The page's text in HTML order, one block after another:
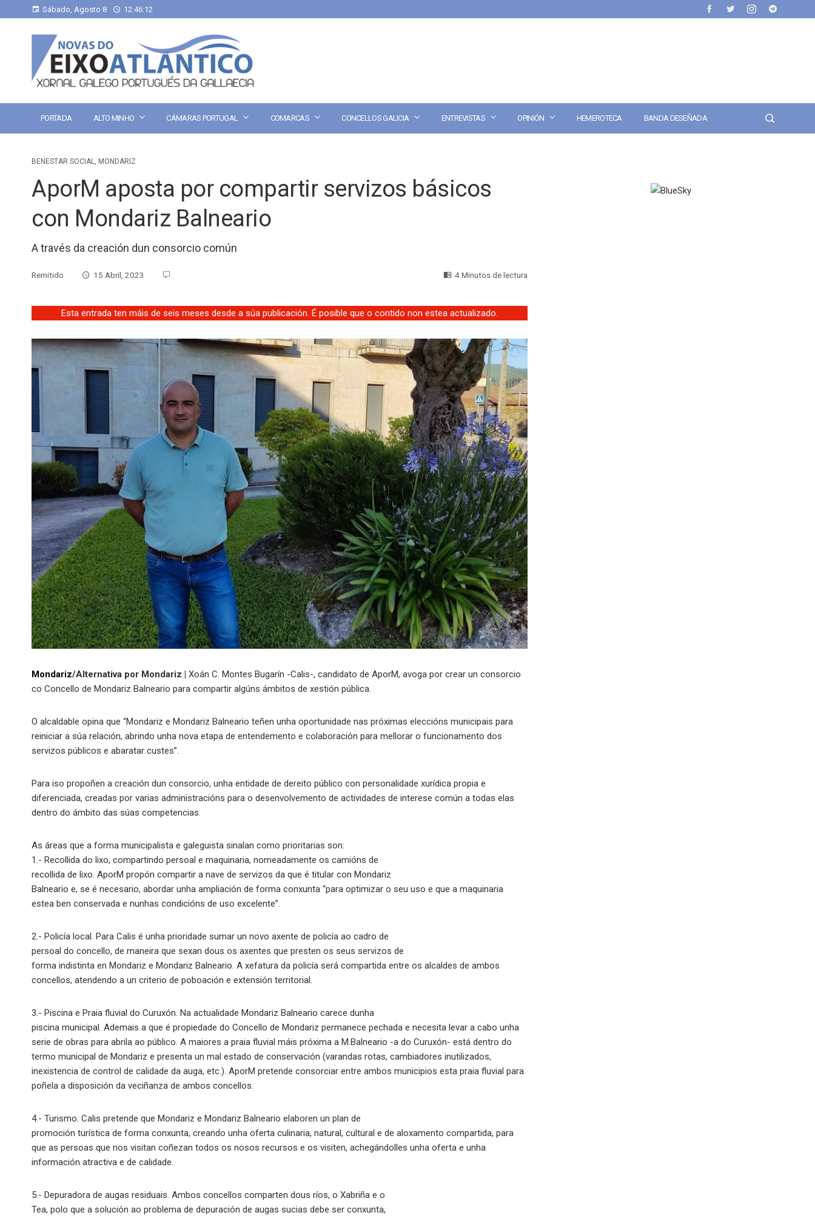
Sábado, Agosto 8 12:46:13
PORTADA ALTO MINHO CÁMARAS PORTUGAL COMARCAS CONCELLOS GALICIA ENTREVISTAS OPINIÓN HEMEROTECA BANDA DESEÑADA
BENESTAR SOCIAL, MONDARIZ
AporM aposta por compartir servizos básicos
con Mondariz Balneario
A través da creación dun consorcio común
Remitido 15 Abril, 2023 4 Minutos de lectura
Esta entrada ten máis de seis meses desde a súa publicación. É posible que o contido non estea actualizado.
Mondariz/Alternativa por Mondariz |
Xoán C. Montes Bugarín -Calis-, candidato de AporM, avoga por crear un consorcio
co Concello de Mondariz Balneario para compartir algúns ámbitos de xestión pública.
O alcaldable opina que “Mondariz e Mondariz Balneario teñen unha oportunidade nas próximas eleccións municipais para
reiniciar a súa relación, abrindo unha nova etapa de entendemento e colaboración para mellorar o funcionamento dos
servizos públicos e abaratar custes”.
Para iso propoñen a creación dun consorcio, unha entidade de dereito público con personalidade xurídica propia e
diferenciada, creadas por varias administracións para o desenvolvemento de actividades de interese común a todas elas
dentro do ámbito das súas competencias.
As áreas que a forma municipalista e galeguista sinalan como prioritarias son:
1.- Recollida do lixo, compartindo persoal e maquinaria, nomeadamente os camións de
recollida de lixo. AporM propón compartir a nave de servizos da que é titular con Mondariz
Balneario e, se é necesario, abordar unha ampliación de forma conxunta “para optimizar o seu uso e que a maquinaria
estea ben conservada e nunhas condicións de uso excelente”.
2.- Policía local. Para Calis é unha prioridade sumar un novo axente de policía ao cadro de
persoal do concello, de maneira que sexan dous os axentes que presten os seus servizos de
forma indistinta en Mondariz e Mondariz Balneario. A xefatura da policía será compartida entre os alcaldes de ambos
concellos, atendendo a un criterio de poboación e extensión territorial.
3.- Piscina e Praia fluvial do Curuxón. Na actualidade Mondariz Balneario carece dunha
piscina municipal. Ademais a que é propiedade do Concello de Mondariz permanece pechada e necesita levar a cabo unha
serie de obras para abrila ao público. A maiores a praia fluvial máis próxima a M.Balneario -a do Curuxón- está dentro do
termo municipal de Mondariz e presenta un mal estado de conservación (varandas rotas, cambiadores inutilizados,
inexistencia de control de calidade da auga, etc.). AporM pretende consorciar entre ambos municipios esta praia fluvial para
poñela a disposición da veciñanza de ambos concellos.
4.- Turismo. Calis pretende que Mondariz e Mondariz Balneario elaboren un plan de
promoción turística de forma conxunta, creando unha oferta culinaria, natural, cultural e de aloxamento compartida, para
que as persoas que nos visitan coñezan todos os nosos recursos e os visiten, achegándolles unha oferta e unha
información atractiva e de calidade.
5.- Depuradora de augas residuais. Ambos concellos comparten dous ríos, o Xabriña e o
Tea, polo que a solución ao problema de depuración de augas sucias debe ser conxunta,